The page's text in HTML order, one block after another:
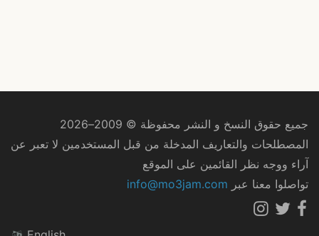
جميع حقوق النسخ و النشر محفوظة © 2009–2026
المصطلحات والتعاريف المدخلة من قبل المستخدمين لا تعبر عن
آراء ووجه نظر القائمين على الموقع
تواصلوا معنا عبر info@mo3jam.com